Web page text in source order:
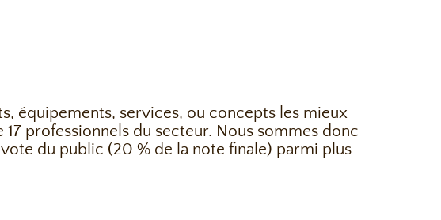
équipements, services, ou concepts les mieux
professionnels du secteur. Nous sommes donc
du public (20 % de la note finale) parmi plus